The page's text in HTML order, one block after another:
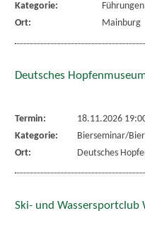
Kategorie:
Führungen
Ort:
Mainburg
Deutsches
Termin:
18.11.2026
Kategorie:
Bierseminar/
Ort:
Deutsches
Ski- und Wassersportclub